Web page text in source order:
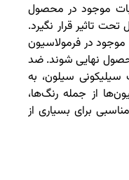
موجود در محصول
تاثیر قرار نگیرد.
در فرمولاسیون
نهایی شوند. ضد
سیلون، به
از جمله رنگ‌ها،
برای بسیاری از